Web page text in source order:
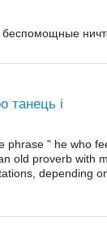
беспомощные
танець і
" he who
old proverb with
depending